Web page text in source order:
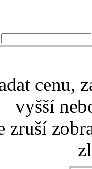
cenu,
vyšší
zruší